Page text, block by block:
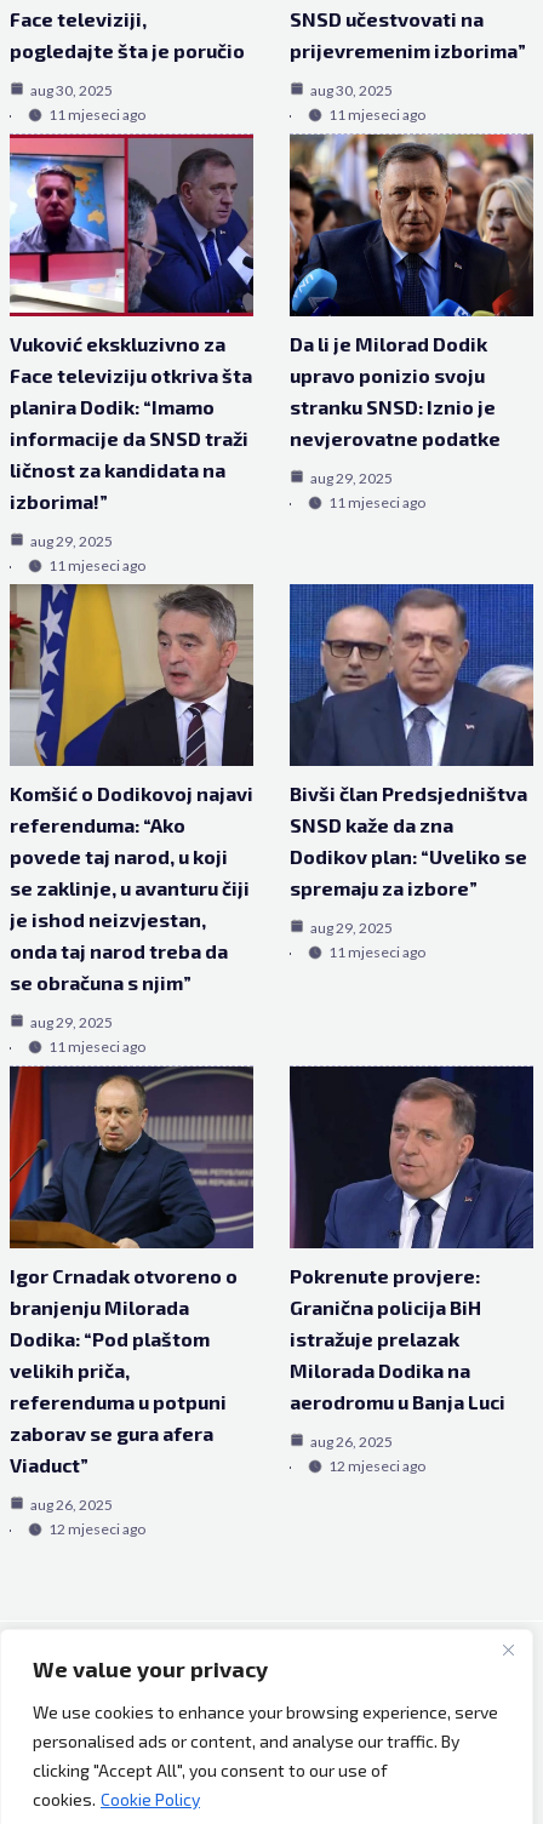
We value your privacy
We use cookies to enhance your browsing experience, serve
personalised ads or content, and analyse our traffic. By
clicking "Accept All", you consent to our use of
cookies. Cookie Policy
Face televiziji,
pogledajte šta je poručio
aug 30, 2025
11 mjeseci ago
SNSD učestvovati na
prijevremenim izborima”
aug 30, 2025
11 mjeseci ago
Vuković ekskluzivno za
Face televiziju otkriva šta
planira Dodik: “Imamo
informacije da SNSD traži
ličnost za kandidata na
izborima!”
aug 29, 2025
11 mjeseci ago
Da li je Milorad Dodik
upravo ponizio svoju
stranku SNSD: Iznio je
nevjerovatne podatke
aug 29, 2025
11 mjeseci ago
Komšić o Dodikovoj najavi
referenduma: “Ako
povede taj narod, u koji
se zaklinje, u avanturu čiji
je ishod neizvjestan,
onda taj narod treba da
se obračuna s njim”
aug 29, 2025
11 mjeseci ago
Bivši član Predsjedništva
SNSD kaže da zna
Dodikov plan: “Uveliko se
spremaju za izbore”
aug 29, 2025
11 mjeseci ago
Igor Crnadak otvoreno o
branjenju Milorada
Dodika: “Pod plaštom
velikih priča,
referenduma u potpuni
zaborav se gura afera
Viaduct”
aug 26, 2025
12 mjeseci ago
Pokrenute provjere:
Granična policija BiH
istražuje prelazak
Milorada Dodika na
aerodromu u Banja Luci
aug 26, 2025
12 mjeseci ago
Copyright © 2026 Bh Dijaspora.
O nama
Marketing
Uslovi korištenja